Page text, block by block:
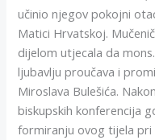
učinio njegov pokojni
Matici Hrvatskoj.
dijelom utjecala da
ljubavlju proučava i
Miroslava Bulešića.
biskupskih konferencija
formiranju ovog tijela pri